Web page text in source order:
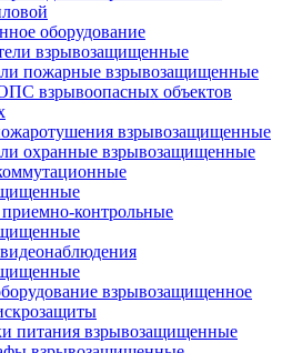
оборудование
взрывозащищенные
пожарные взрывозащищенные
взрывоопасных объектов
взрывозащищенные
охранные взрывозащищенные
контрольные
взрывозащищенное
питания взрывозащищенные